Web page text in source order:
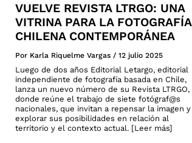
VUELVE REVISTA LTRGO: UNA
VITRINA PARA LA FOTOGRAFÍA
CHILENA CONTEMPORÁNEA
Por Karla Riquelme Vargas / 12 julio 2025
Luego de dos años Editorial Letargo, editorial
independiente de fotografía basada en Chile,
lanza un nuevo número de su Revista LTRGO,
donde reúne el trabajo de siete fotógraf@s
nacionales, que invitan a repensar la imagen y
explorar sus posibilidades en relación al
territorio y el contexto actual. [Leer más]